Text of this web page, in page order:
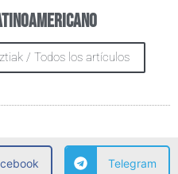
/ Todos los artículos
Telegram